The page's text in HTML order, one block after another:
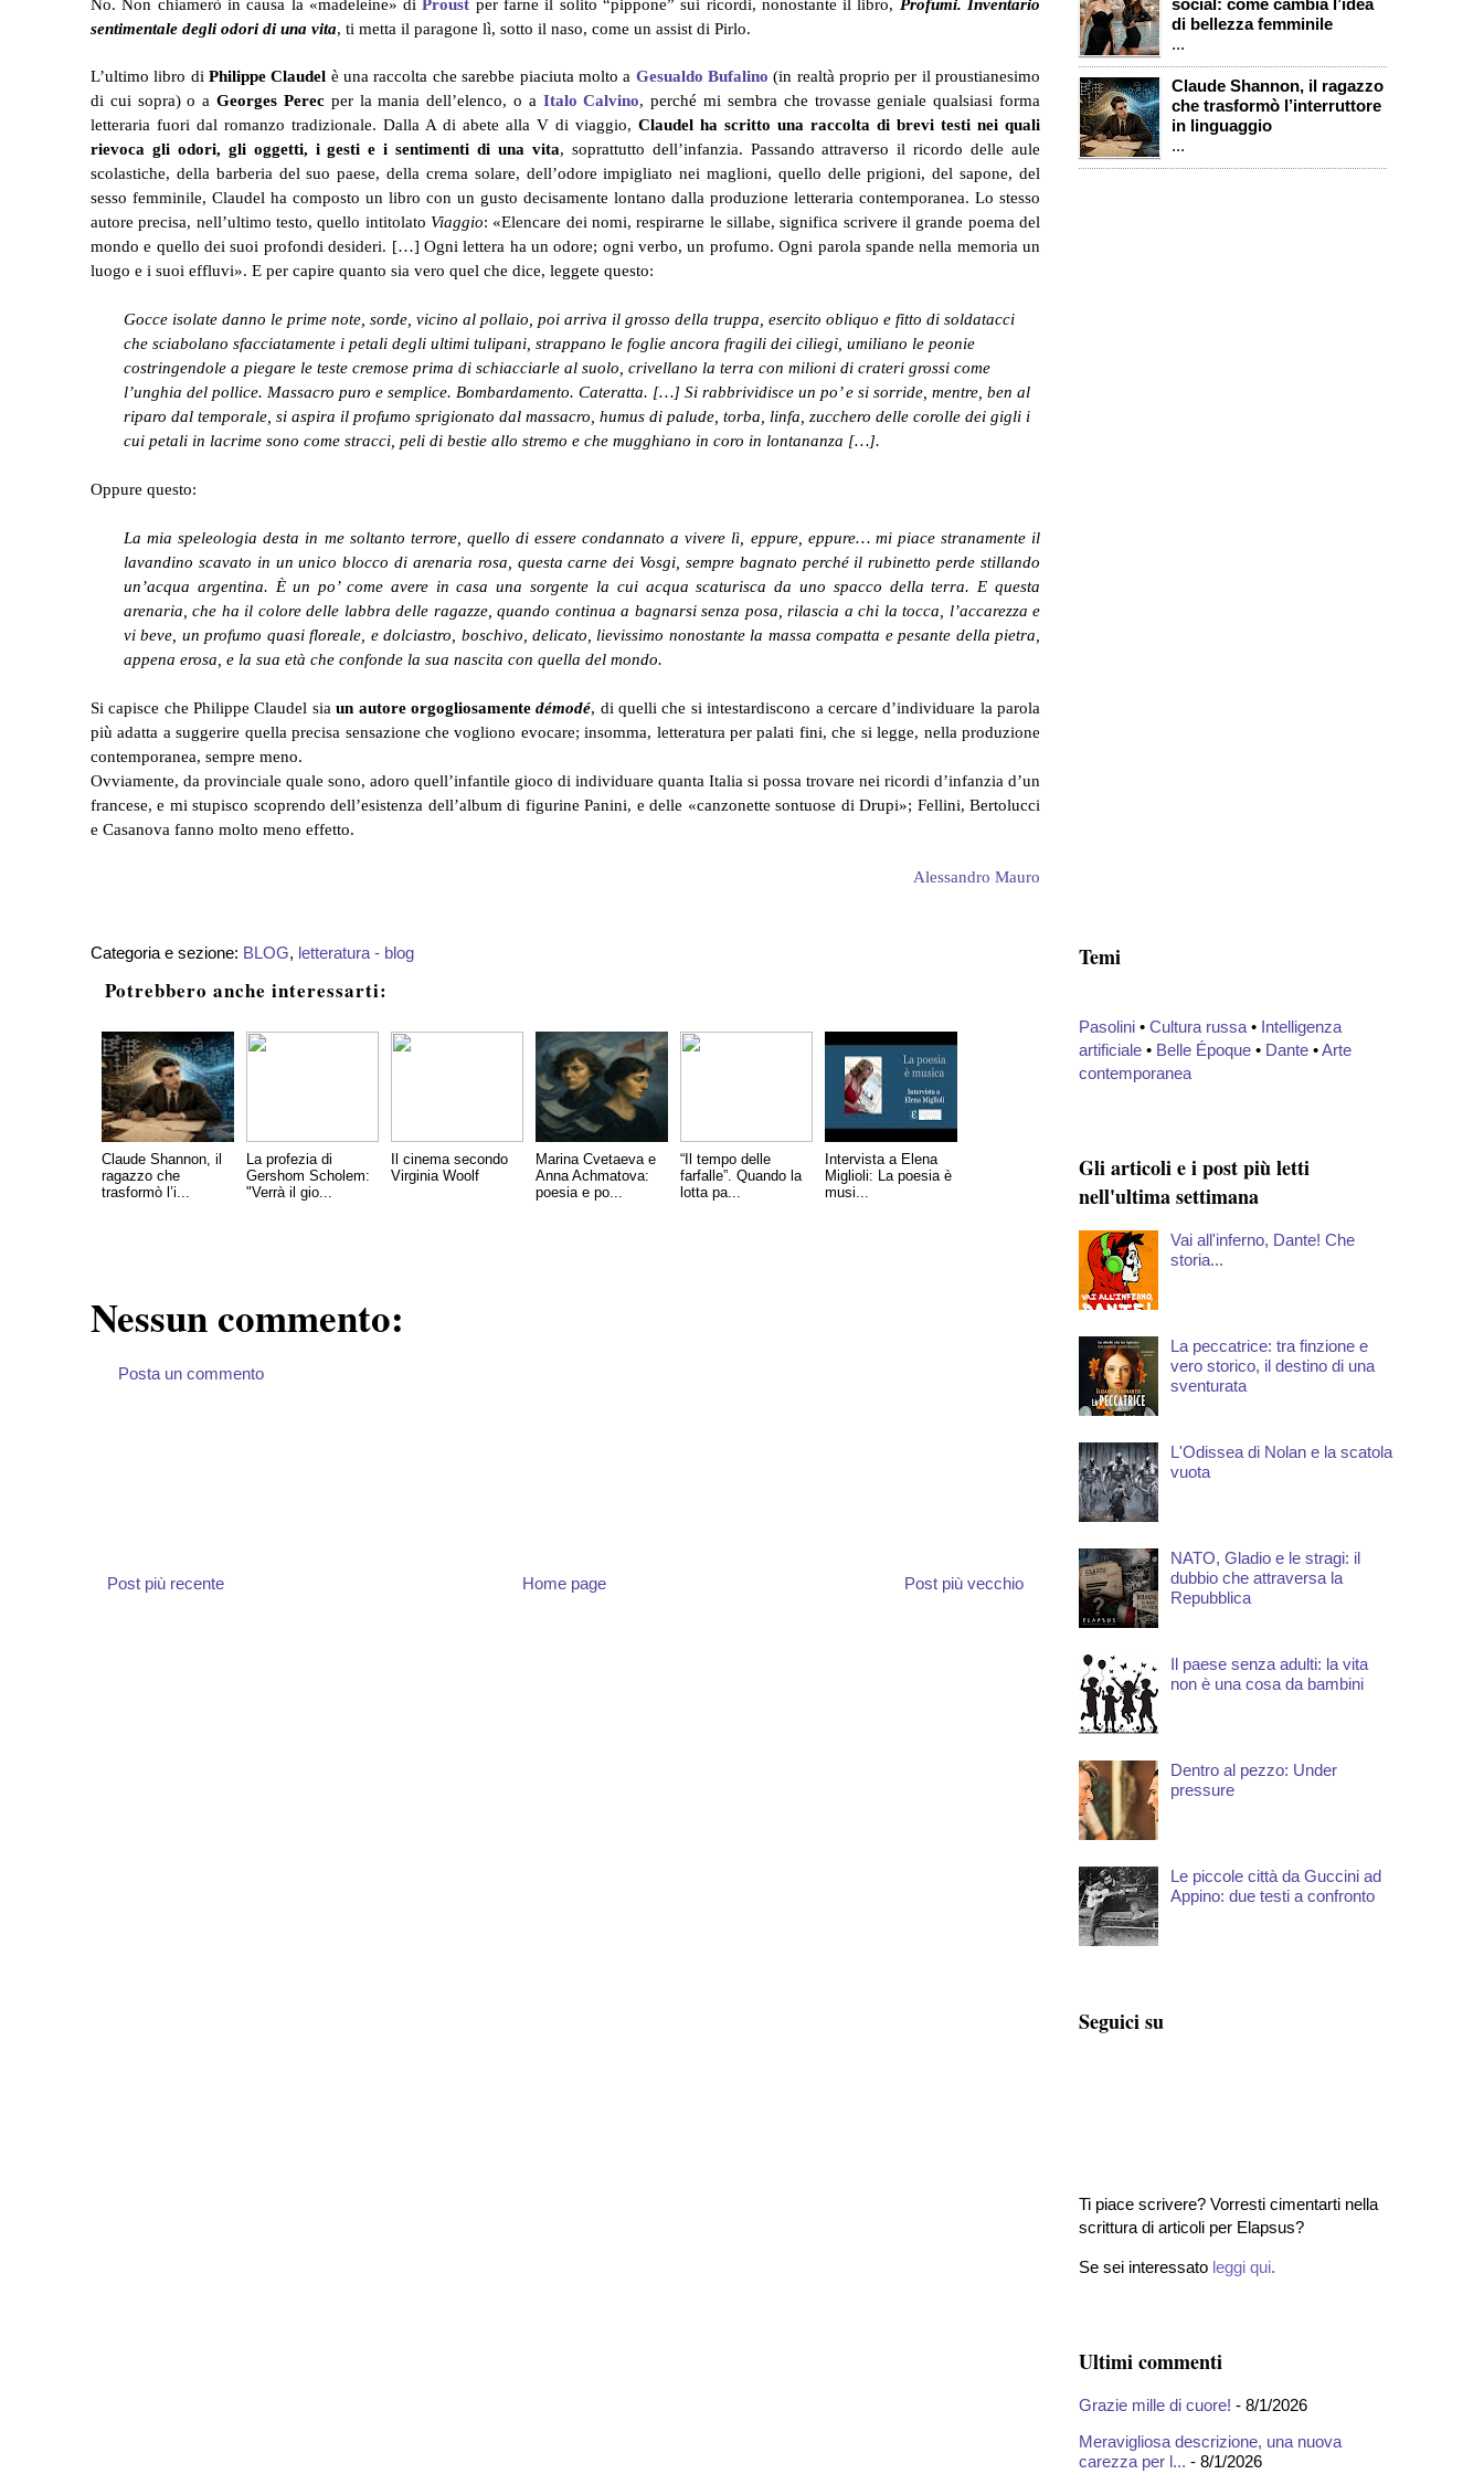
No. Non chiamerò in causa la «madeleine» diProust per farne il solito “pippone” sui ricordi, nonostante il libro, Profumi. Inventario
sentimentale degli odori di una vita, ti metta il paragone lì, sotto il naso, come un assist di Pirlo.
L’ultimo libro diPhilippe Claudel è una raccolta che sarebbe piaciuta molto a Gesualdo Bufalino (in realtà proprio per il proustianesimo
di cui sopra) o aGeorges Perecper la mania dell’elenco, o a Italo Calvino, perché mi sembra che trovasse geniale qualsiasi forma
letteraria fuori dal romanzo tradizionale. Dalla A di abete alla V di viaggio, Claudel ha scritto una raccolta di brevi testi nei quali
rievoca gli odori, gli oggetti, i gesti e i sentimenti di una vita, soprattutto dell’infanzia. Passando attraverso il ricordo delle aule
scolastiche, della barberia del suo paese, della crema solare, dell’odore impigliato nei maglioni, quello delle prigioni, del sapone, del
sesso femminile, Claudel ha composto un libro con un gusto decisamente lontano dalla produzione letteraria contemporanea. Lo stesso
autore precisa, nell’ultimo testo, quello intitolato Viaggio: «Elencare dei nomi, respirarne le sillabe, significa scrivere il grande poema del
mondo e quello dei suoi profondi desideri. […] Ogni lettera ha un odore; ogni verbo, un profumo. Ogni parola spande nella memoria un
luogo e i suoi effluvi». E per capire quanto sia vero quel che dice, leggete questo:
Gocce isolate danno le prime note, sorde, vicino al pollaio, poi arriva il grosso della truppa, esercito obliquo e fitto di soldatacci
che sciabolano sfacciatamente i petali degli ultimi tulipani, strappano le foglie ancora fragili dei ciliegi, umiliano le peonie
costringendole a piegare le teste cremose prima di schiacciarle al suolo, crivellano la terra con milioni di crateri grossi come
l’unghia del pollice. Massacro puro e semplice. Bombardamento. Cateratta. […] Si rabbrividisce un po’ e si sorride, mentre, ben al
riparo dal temporale, si aspira il profumo sprigionato dal massacro, humus di palude, torba, linfa, zucchero delle corolle dei gigli i
cui petali in lacrime sono come stracci, peli di bestie allo stremo e che mugghiano in coro in lontananza […].
Oppure questo:
La mia speleologia desta in me soltanto terrore, quello di essere condannato a vivere lì, eppure, eppure… mi piace stranamente il
lavandino scavato in un unico blocco di arenaria rosa, questa carne dei Vosgi, sempre bagnato perché il rubinetto perde stillando
un’acqua argentina. È un po’ come avere in casa una sorgente la cui acqua scaturisca da uno spacco della terra. E questa
arenaria, che ha il colore delle labbra delle ragazze, quando continua a bagnarsi senza posa, rilascia a chi la tocca, l’accarezza e
vi beve, un profumo quasi floreale, e dolciastro, boschivo, delicato, lievissimo nonostante la massa compatta e pesante della pietra,
appena erosa, e la sua età che confonde la sua nascita con quella del mondo.
Si capisce che Philippe Claudel siaun autore orgogliosamentedémodé, di quelli che si intestardiscono a cercare d’individuare la parola
più adatta a suggerire quella precisa sensazione che vogliono evocare; insomma, letteratura per palati fini, che si legge, nella produzione
contemporanea, sempre meno.
Ovviamente, da provinciale quale sono, adoro quell’infantile gioco di individuare quanta Italia si possa trovare nei ricordi d’infanzia d’un
francese, e mi stupisco scoprendo dell’esistenza dell’album di figurine Panini, e delle «canzonette sontuose di Drupi»; Fellini, Bertolucci
e Casanova fanno molto meno effetto.
Alessandro Mauro
Categoria e sezione: BLOG, letteratura - blog
Potrebbero anche interessarti:
Claude Shannon, il
ragazzo che
trasformò l’i...
La profezia di
Gershom Scholem:
"Verrà il gio...
Il cinema secondo
Virginia Woolf
Marina Cvetaeva e
Anna Achmatova:
poesia e po...
“Il tempo delle
farfalle”. Quando la
lotta pa...
Intervista a Elena
Miglioli: La poesia è
musi...
Nessun commento:
Posta un commento
Post più recente Post più vecchio
Home page
social: come cambia l’idea
di bellezza femminile
...
Claude Shannon, il ragazzo
che trasformò l’interruttore
in linguaggio
...
Temi
Pasolini • Cultura russa • Intelligenza
artificiale • Belle Époque • Dante •Arte
contemporanea
Gli articoli e i post più letti
nell'ultima settimana
Vai all'inferno, Dante! Che
storia...
La peccatrice: tra finzione e
vero storico, il destino di una
sventurata
L'Odissea di Nolan e la scatola
vuota
NATO, Gladio e le stragi: il
dubbio che attraversa la
Repubblica
Il paese senza adulti: la vita
non è una cosa da bambini
Dentro al pezzo: Under
pressure
Le piccole città da Guccini ad
Appino: due testi a confronto
Seguici su
Ti piace scrivere? Vorresti cimentarti nella
scrittura di articoli per Elapsus?
Se sei interessato leggi qui.
Ultimi commenti
Grazie mille di cuore! - 8/1/2026
Meravigliosa descrizione, una nuova
carezza per l... - 8/1/2026